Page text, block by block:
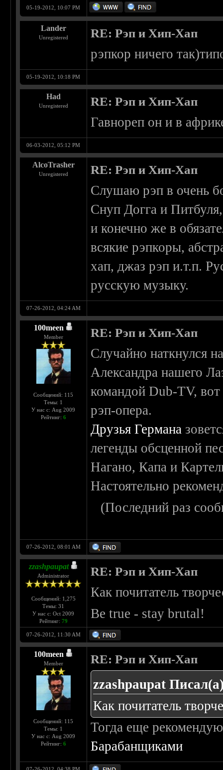
05-19-2012, 10:07 PM
Lander
Unregistered RE: Рэп и Хип-Хап
рэпкор ничего
05-19-2012, 10:18 PM
Had
Unregistered RE: Рэп и Хип-Хап
Гавнореп он и в
06-03-2012, 05:12 PM
AlcoTrasher
Unregistered RE: Рэп и Хип-Хап
Слушаю рэп в очень
Снуп Догга и
и конечно же в
всякие рэпкоры,
хап, джаз рэп и.т.п.
русскую музыку.
07-26-2012, 04:24 AM
100meen
Member
Сообщений: 115
Темы: 1
У нас с: Aug 2009
Рейтинг: 6
RE: Рэп и Хип-Хап
Случайно наткнулся
Александра нашего
командой Dub-TV,
рэп-опера.
Друзья Германа
легенды обсценной
Нагано, Капа и
Настоятельно
(Последний раз
07-26-2012, 08:01 AM
zzashpaupat
Administrator
Сообщений: 1,275
Темы: 31
У нас с: Oct 2009
Рейтинг: 79
RE: Рэп и Хип-Хап
Как почитатель
Be true - stay brutal!
07-26-2012, 11:30 AM
100meen
Member
Сообщений: 115
Темы: 1
У нас с: Aug 2009
Рейтинг: 6
RE: Рэп и Хип-Хап
zzashpaupat
Как почитатель
Тогда еще
Барабанщиками